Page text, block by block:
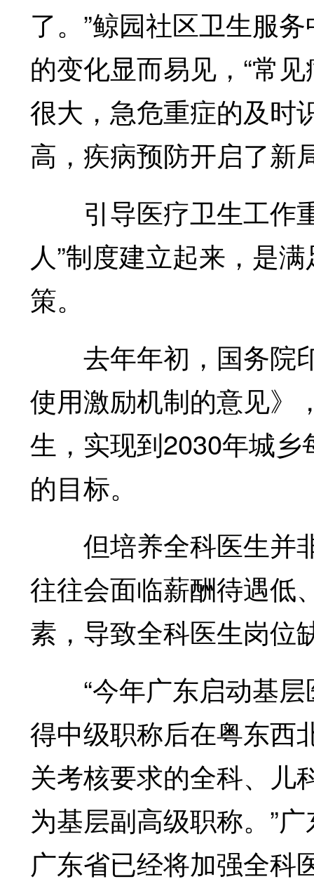
了。”鲸园社区卫生服
的变化显而易见，“常
很大，急危重症的及时
高，疾病预防开启了新
引导医疗卫生工作重
人”制度建立起来，是
策。
去年年初，国务院
使用激励机制的意见》
生，实现到2030年城
的目标。
但培养全科医生并
往往会面临薪酬待遇低
素，导致全科医生岗位
“今年广东启动基层
得中级职称后在粤东西
关考核要求的全科、儿
为基层副高级职称。”
广东省已经将加强全科